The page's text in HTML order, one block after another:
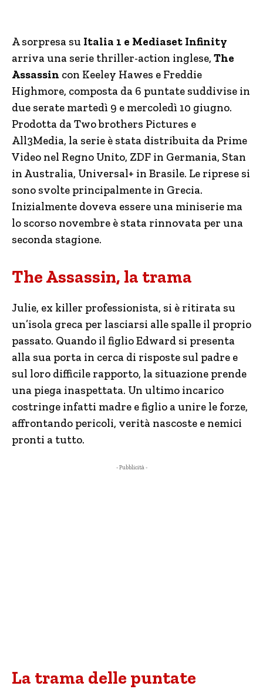
A sorpresa su Italia 1 e Mediaset Infinity
arriva una serie thriller-action inglese, The
Assassin con Keeley Hawes e Freddie
Highmore, composta da 6 puntate suddivise in
due serate martedì 9 e mercoledì 10 giugno.
Prodotta da Two brothers Pictures e
All3Media, la serie è stata distribuita da Prime
Video nel Regno Unito, ZDF in Germania, Stan
in Australia, Universal+ in Brasile. Le riprese si
sono svolte principalmente in Grecia.
Inizialmente doveva essere una miniserie ma
lo scorso novembre è stata rinnovata per una
seconda stagione.
The Assassin, la trama
Julie, ex killer professionista, si è ritirata su
un’isola greca per lasciarsi alle spalle il proprio
passato. Quando il figlio Edward si presenta
alla sua porta in cerca di risposte sul padre e
sul loro difficile rapporto, la situazione prende
una piega inaspettata. Un ultimo incarico
costringe infatti madre e figlio a unire le forze,
affrontando pericoli, verità nascoste e nemici
pronti a tutto.
- Pubblicità -
La trama delle puntate